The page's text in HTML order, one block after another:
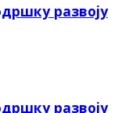
развоју
развоју